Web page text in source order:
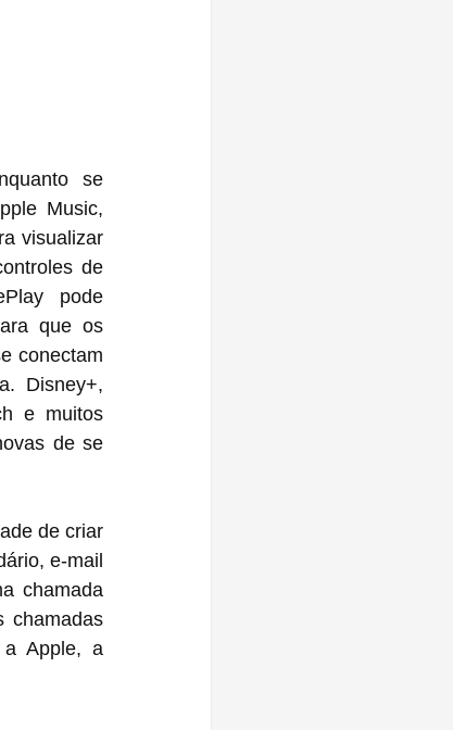
se
Music,
visualizar
de
pode
que os
conectam
Disney+,
e muitos
de se
de criar
e-mail
chamada
chamadas
a Apple, a